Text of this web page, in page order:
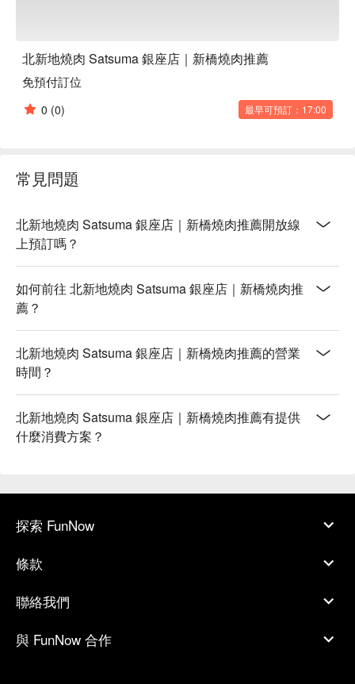
北新地燒肉 Satsuma 銀座店｜新橋燒肉推薦
免預付訂位
0 (0) 最早可預訂：17:00
常見問題
北新地燒肉 Satsuma 銀座店｜新橋燒肉推薦開放線
上預訂嗎？
如何前往 北新地燒肉 Satsuma 銀座店｜新橋燒肉推
薦？
北新地燒肉 Satsuma 銀座店｜新橋燒肉推薦的營業
時間？
北新地燒肉 Satsuma 銀座店｜新橋燒肉推薦有提供
什麼消費方案？
探索 FunNow
條款
聯絡我們
與 FunNow 合作